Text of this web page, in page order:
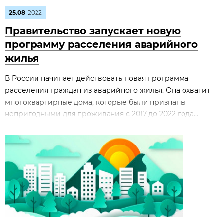
25.08 2022
Правительство запускает новую
программу расселения аварийного
жилья
В России начинает действовать новая программа
расселения граждан из аварийного жилья. Она охватит
многоквартирные дома, которые были признаны
непригодными для проживания с 2017 до 2022 года...